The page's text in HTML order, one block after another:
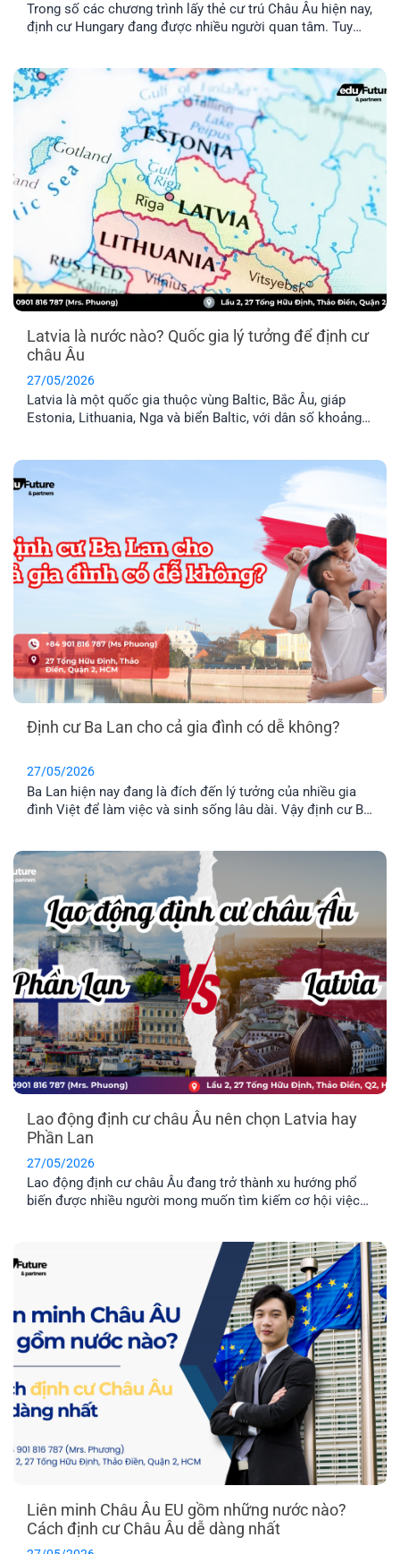
Trong số các chương trình lấy thẻ cư trú Châu Âu hiện nay,
định cư Hungary đang được nhiều người quan tâm. Tuy
hiểu qua bài viết dưới đây nhé!
Latvia là nước nào? Quốc gia lý tưởng để định cư
châu Âu
27/05/2026
Latvia là một quốc gia thuộc vùng Baltic, Bắc Âu, giáp
Estonia, Lithuania, Nga và biển Baltic, với dân số khoảng
Định cư Ba Lan cho cả gia đình có dễ không?
27/05/2026
Ba Lan hiện nay đang là đích đến lý tưởng của nhiều gia
đình Việt để làm việc và sinh sống lâu dài. Vậy định cư Ba
Lao động định cư châu Âu nên chọn Latvia hay
Phần Lan
27/05/2026
Lao động định cư châu Âu đang trở thành xu hướng phổ
biến được nhiều người mong muốn tìm kiếm cơ hội việc
nhất hiện nay là Latvia và Phần Lan. Mỗi địa điểm đều có
những ưu điểm riêng. Vậy đâu mới là nơi phù hợp nhất với
Liên minh Châu Âu EU gồm những nước nào?
Cách định cư Châu Âu dễ dàng nhất